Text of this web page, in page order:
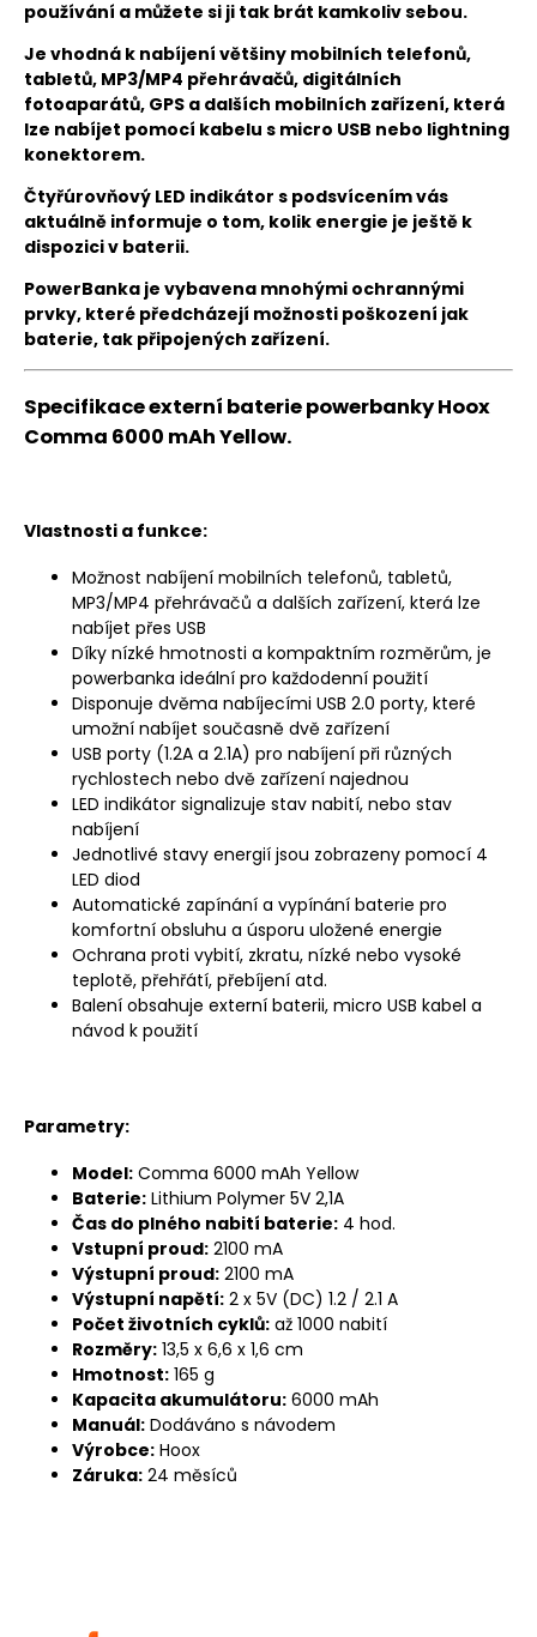
používání a můžete si ji tak brát kamkoliv sebou.
Je vhodná k nabíjení většiny mobilních telefonů,
tabletů, MP3/MP4 přehrávačů, digitálních
fotoaparátů, GPS a dalších mobilních zařízení, která
lze nabíjet pomocí kabelu s micro USB nebo lightning
konektorem.
Čtyřúrovňový LED indikátor s podsvícením vás
aktuálně informuje o tom, kolik energie je ještě k
dispozici v baterii.
PowerBanka je vybavena mnohými ochrannými
prvky, které předcházejí možnosti poškození jak
baterie, tak připojených zařízení.
Specifikace externí baterie powerbanky Hoox
Comma 6000 mAh Yellow.
Vlastnosti a funkce:
Možnost nabíjení mobilních telefonů, tabletů,
MP3/MP4 přehrávačů a dalších zařízení, která lze
nabíjet přes USB
Díky nízké hmotnosti a kompaktním rozměrům, je
powerbanka ideální pro každodenní použití
Disponuje dvěma nabíjecími USB 2.0 porty, které
umožní nabíjet současně dvě zařízení
USB porty (1.2A a 2.1A) pro nabíjení při různých
rychlostech nebo dvě zařízení najednou
LED indikátor signalizuje stav nabití, nebo stav
nabíjení
Jednotlivé stavy energií jsou zobrazeny pomocí 4
LED diod
Automatické zapínání a vypínání baterie pro
komfortní obsluhu a úsporu uložené energie
Ochrana proti vybití, zkratu, nízké nebo vysoké
teplotě, přehřátí, přebíjení atd.
Balení obsahuje externí baterii, micro USB kabel a
návod k použití
Parametry:
Model: Comma 6000 mAh Yellow
Baterie: Lithium Polymer 5V 2,1A
Čas do plného nabití baterie: 4 hod.
Vstupní proud: 2100 mA
Výstupní proud: 2100 mA
Výstupní napětí: 2 x 5V (DC) 1.2 / 2.1 A
Počet životních cyklů: až 1000 nabití
Rozměry: 13,5 x 6,6 x 1,6 cm
Hmotnost: 165 g
Kapacita akumulátoru: 6000 mAh
Manuál: Dodáváno s návodem
Výrobce: Hoox
Záruka: 24 měsíců